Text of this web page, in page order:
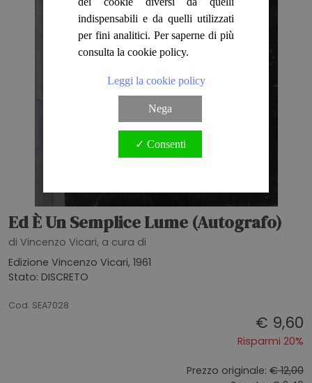
Ed È Un Semplice Lume (Autografo)
di Vincenzo Vicari, a cura di
Edizione Vincenzo Vicari, 1961
Stato: DISCRETO
Cod. SEA7028
€ 9,60
Risparmi 20%
Prezzo originale: € 12,00
indispensabili e da quelli utilizzati
per fini analitici. Per saperne di più
consulta la cookie policy.
Leggi la cookie policy
Nega
✓ Consenti